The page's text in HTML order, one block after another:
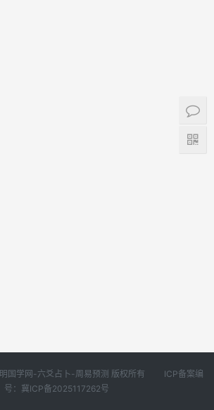
明国学网-六爻占卜-周易预测 版权所有 ICP备案编
号：冀ICP备2025117262号